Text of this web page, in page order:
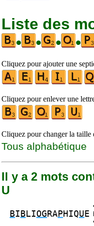
Liste des
•
• • •
Cliquez pour ajouter une
Cliquez pour enlever une
Cliquez pour changer la taille
Tous alphabétique
Il y a 2 mots
U
BI B LIOG RAP HIQU E